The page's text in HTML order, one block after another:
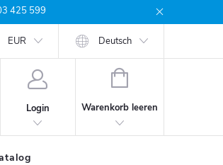
425 599
EUR Deutsch
Login
WARENKORB
Warenkorb leeren